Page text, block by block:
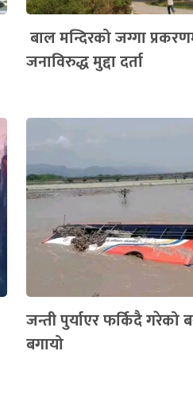
बाल मन्दिरको जग्गा
जनाविरुद्ध मुद्दा दर्ता
जन्ती पुर्याएर फर्किदै गरेको
बगायो